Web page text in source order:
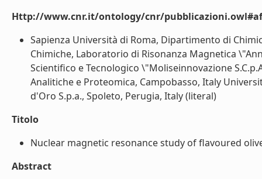
Http://www.cnr.it/ontology/cnr/
Sapienza Università di Roma, Dipartimento di
Chimiche, Laboratorio di Risonanza Magnetica
Scientifico e Tecnologico \"Moliseinnovazione
Analitiche e Proteomica, Campobasso, Italy
d'Oro S.p.a., Spoleto, Perugia, Italy (literal)
Titolo
Nuclear magnetic resonance study of flavoured
Abstract